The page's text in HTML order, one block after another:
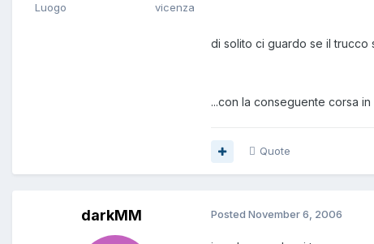
Luogo
vicenza
di solito ci guardo se il trucco
...con la conseguente corsa
Quote
darkMM Posted November 6, 2006